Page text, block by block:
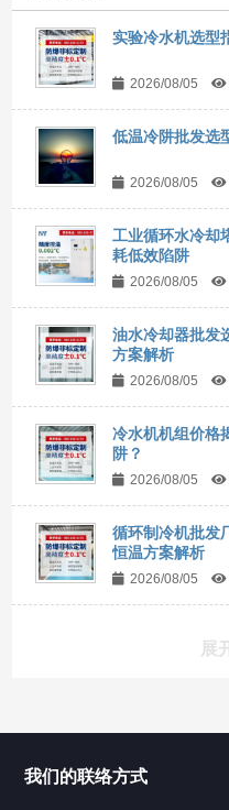
实验冷水机选型
2026/08/05
低温冷阱批发选
2026/08/05
工业循环水冷却
耗低效陷阱
2026/08/05
油水冷却器批发
方案解析
2026/08/05
冷水机机组价格
阱？
2026/08/05
循环制冷机批发
恒温方案解析
2026/08/05
展
我们的联络方式